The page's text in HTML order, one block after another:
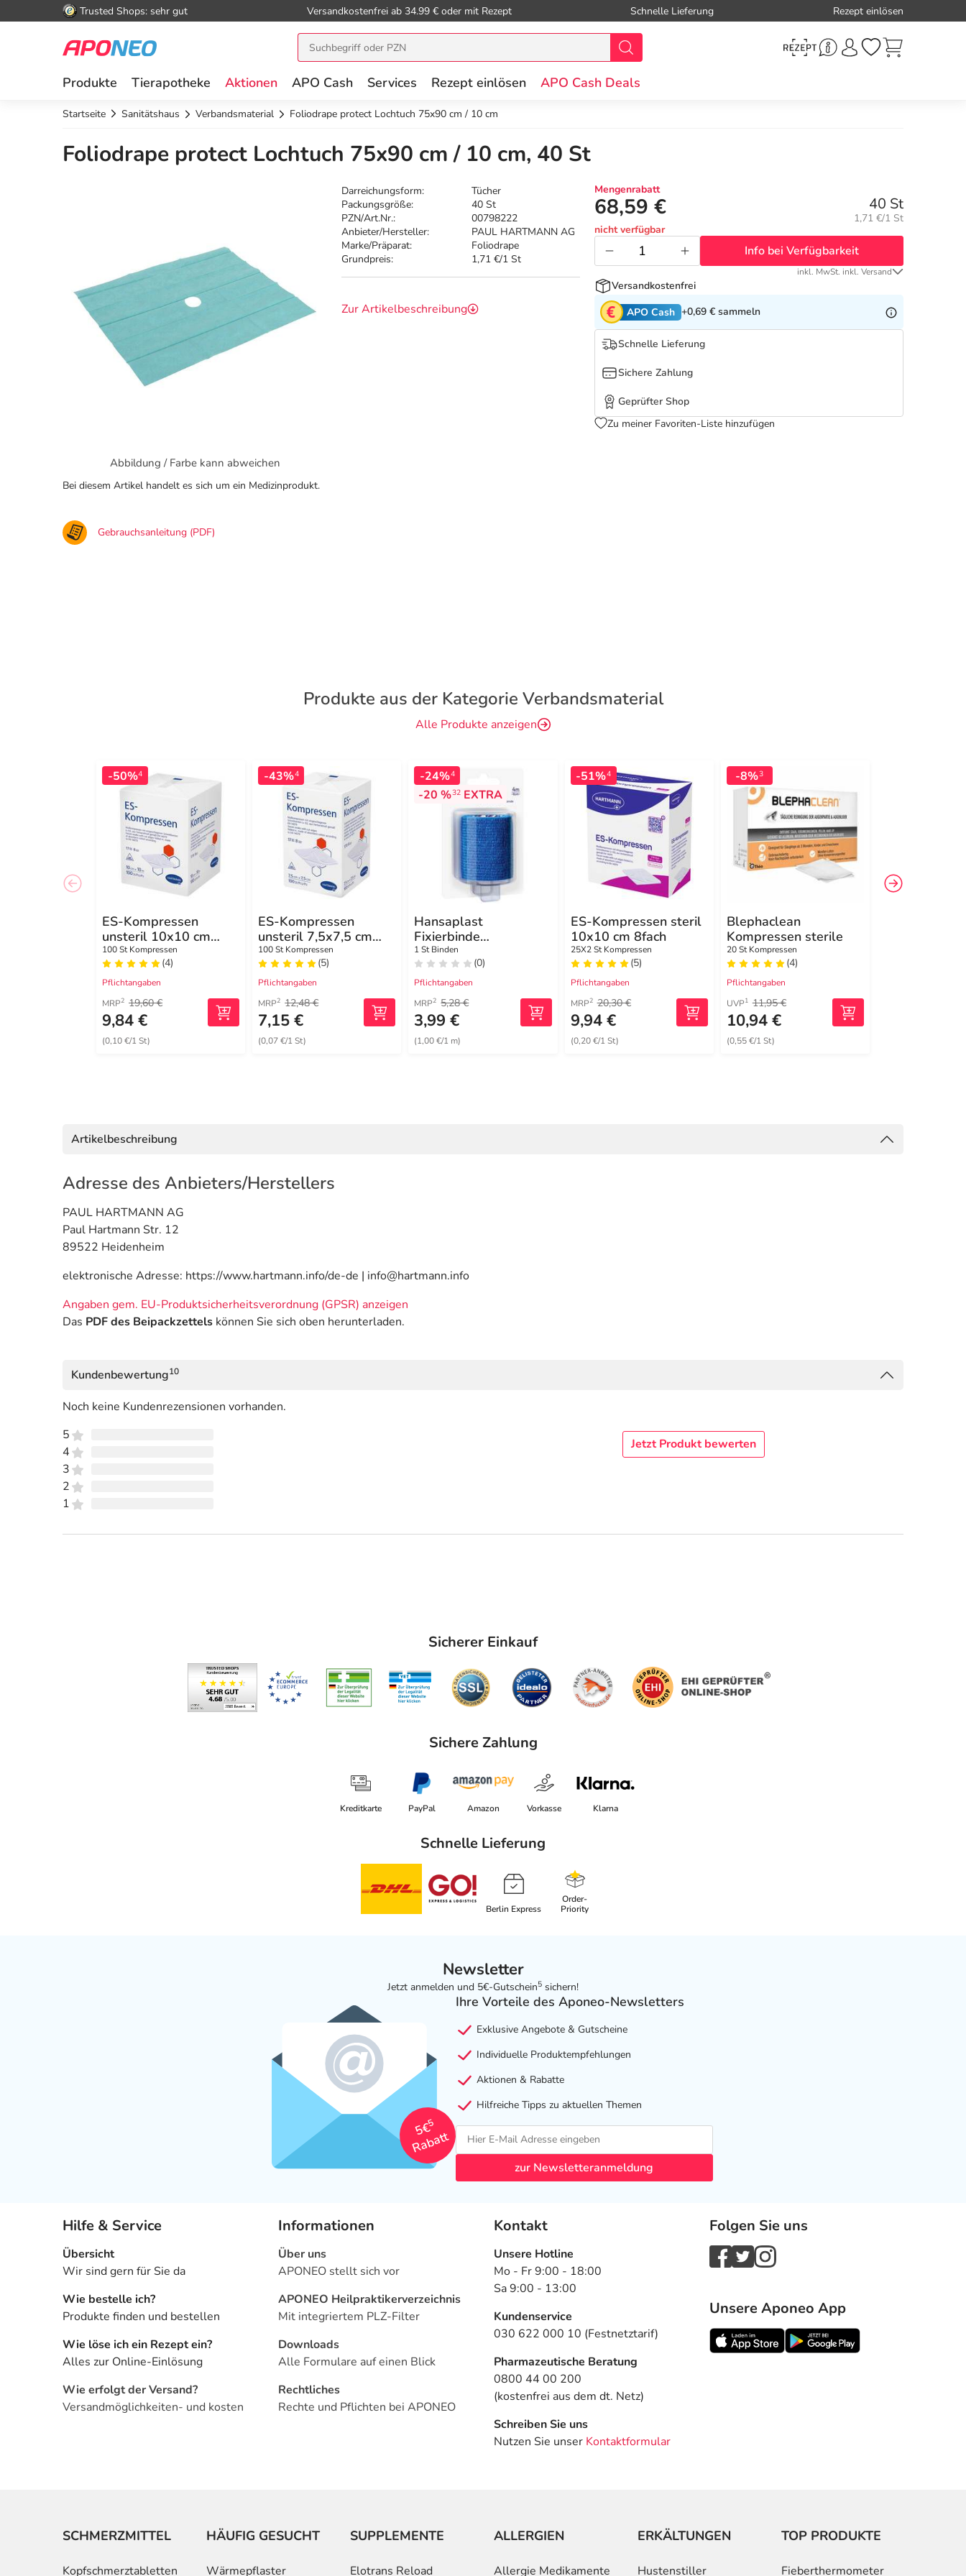
Trusted Shops: sehr gut Versandkostenfrei ab 34.99 € oder mit Rezept Schnelle Lieferung Rezept einlösen
Produkte Tierapotheke Aktionen APO Cash Services Rezept einlösen APO Cash Deals
Startseite Sanitätshaus Verbandsmaterial Foliodrape protect Lochtuch 75x90 cm / 10 cm
Foliodrape protect Lochtuch 75x90 cm / 10 cm, 40 St
Abbildung / Farbe kann abweichen
Darreichungsform:
Tücher
Packungsgröße:
40 St
PZN/Art.Nr.:
00798222
Anbieter/Hersteller:
PAUL HARTMANN AG
Marke/Präparat:
Foliodrape
Grundpreis:
1,71 €/1 St
Zur Artikelbeschreibung
Mengenrabatt
68,59 € 40 St
Grundpreis:
1,71 €/1 St
nicht verfügbar
Info bei Verfügbarkeit
inkl. MwSt. inkl. Versand
Versandkostenfrei
APO Cash +0,69 € sammeln
Schnelle Lieferung
Sichere Zahlung
Geprüfter Shop
Zu meiner Favoriten-Liste hinzufügen
Bei diesem Artikel handelt es sich um ein Medizinprodukt.
Gebrauchsanleitung (PDF)
Produkte aus der Kategorie Verbandsmaterial
Alle Produkte anzeigen
-50%4
ES-Kompressen
unsteril 10x10 cm
8fach
100 St Kompressen
(4)
Pflichtangaben
MRP2 19,60 €
9,84 €
(0,10 €/1 St)
-43%4
ES-Kompressen
unsteril 7,5x7,5 cm
8fach
100 St Kompressen
(5)
Pflichtangaben
MRP2 12,48 €
7,15 €
(0,07 €/1 St)
-24%4
-20 %32 EXTRA
Hansaplast
Fixierbinde
selbsthaftend 6 cmx4
m blau
1 St Binden
(0)
Pflichtangaben
MRP2 5,28 €
3,99 €
(1,00 €/1 m)
-51%4
ES-Kompressen steril
10x10 cm 8fach
25X2 St Kompressen
(5)
Pflichtangaben
MRP2 20,30 €
9,94 €
(0,20 €/1 St)
-8%3
Blephaclean
Kompressen sterile
20 St Kompressen
(4)
Pflichtangaben
UVP1 11,95 €
10,94 €
(0,55 €/1 St)
Artikelbeschreibung
Adresse des Anbieters/Herstellers
PAUL HARTMANN AG
Paul Hartmann Str. 12
89522 Heidenheim
elektronische Adresse: https://www.hartmann.info/de-de | info@hartmann.info
Angaben gem. EU-Produktsicherheitsverordnung (GPSR) anzeigen
Das PDF des Beipackzettels können Sie sich oben herunterladen.
Kundenbewertung10
Noch keine Kundenrezensionen vorhanden.
5
4
3
2
1
Jetzt Produkt bewerten
Sicherer Einkauf
Sichere Zahlung
Kreditkarte PayPal Amazon Vorkasse Klarna
Schnelle Lieferung
Berlin Express
Order-
Priority
Newsletter
Jetzt anmelden und 5€-Gutschein5 sichern!
5€
5
Rabatt
Ihre Vorteile des Aponeo-Newsletters
Exklusive Angebote & Gutscheine
Individuelle Produktempfehlungen
Aktionen & Rabatte
Hilfreiche Tipps zu aktuellen Themen
zur Newsletteranmeldung
Hilfe & Service
Übersicht
Wir sind gern für Sie da
Wie bestelle ich?
Produkte finden und bestellen
Wie löse ich ein Rezept ein?
Alles zur Online-Einlösung
Wie erfolgt der Versand?
Versandmöglichkeiten- und kosten
Informationen
Über uns
APONEO stellt sich vor
APONEO Heilpraktikerverzeichnis
Mit integriertem PLZ-Filter
Downloads
Alle Formulare auf einen Blick
Rechtliches
Rechte und Pflichten bei APONEO
Kontakt
Unsere Hotline
Mo - Fr 9:00 - 18:00
Sa 9:00 - 13:00
Kundenservice
030 622 000 10 (Festnetztarif)
Pharmazeutische Beratung
0800 44 00 200
(kostenfrei aus dem dt. Netz)
Schreiben Sie uns
Nutzen Sie unser Kontaktformular
Folgen Sie uns
Unsere Aponeo App
SCHMERZMITTEL
Kopfschmerztabletten
HÄUFIG GESUCHT
Wärmepflaster
SUPPLEMENTE
Elotrans Reload
ALLERGIEN
Allergie Medikamente
ERKÄLTUNGEN
Hustenstiller
TOP PRODUKTE
Fieberthermometer